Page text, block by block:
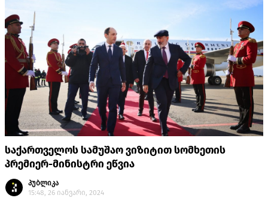
საქართველოს სამუშაო ვიზიტით სომხეთის
პრემიერ-მინისტრი ეწვია
პუბლიკა
15:48, 26 იანვარი, 2024